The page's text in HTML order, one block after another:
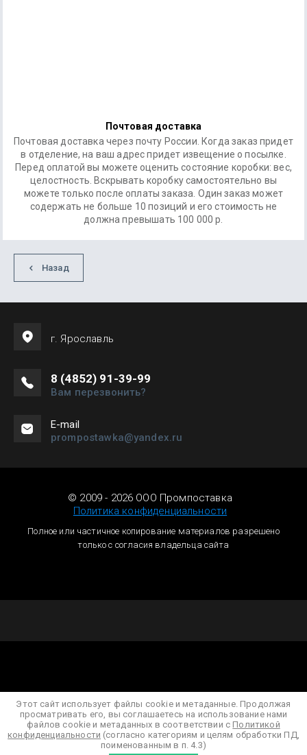
Почтовая доставка
Почтовая доставка через почту России. Когда заказ придет
в отделение, на ваш адрес придет извещение о посылке.
Перед оплатой вы можете оценить состояние коробки: вес,
целостность. Вскрывать коробку самостоятельно вы
можете только после оплаты заказа. Один заказ может
содержать не больше 10 позиций и его стоимость не
должна превышать 100 000 р.
Назад
г. Ярославль
8 (4852) 91-39-99
Вам перезвонить?
Е-mail
prompostawka@yandex.ru
© 2009 - 2026 ООО Промпоставка
Политика конфиденциальности
Полное или частичное копирование материалов разрешено
только с согласия владельца сайта
разработка сайта— студия Мегагрупп.ру.
Этот сайт использует файлы cookie и метаданные. Продолжая
просматривать его, вы соглашаетесь на использование нами
файлов cookie и метаданных в соответствии с Политикой
конфиденциальности (согласно категориям и целям обработки ПД,
поименованным в п. 4.3)